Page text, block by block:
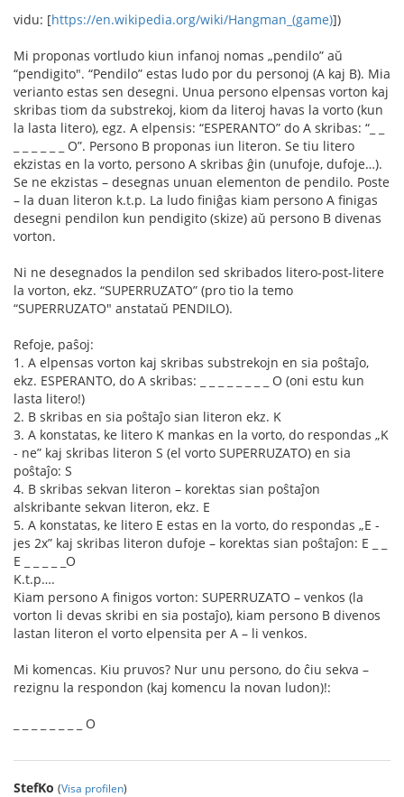
vidu: [https://en.wikipedia.org/wiki/Hangman_(game)])
Mi proponas vortludo kiun infanoj nomas „pendilo” aŭ
“pendigito". “Pendilo” estas ludo por du personoj (A kaj B). Mia
verianto estas sen desegni. Unua persono elpensas vorton kaj
skribas tiom da substrekoj, kiom da literoj havas la vorto (kun
la lasta litero), egz. A elpensis: “ESPERANTO” do A skribas: “_ _
_ _ _ _ _ _ O”. Persono B proponas iun literon. Se tiu litero
ekzistas en la vorto, persono A skribas ĝin (unufoje, dufoje…).
Se ne ekzistas – desegnas unuan elementon de pendilo. Poste
– la duan literon k.t.p. La ludo finiĝas kiam persono A finigas
desegni pendilon kun pendigito (skize) aŭ persono B divenas
vorton.
Ni ne desegnados la pendilon sed skribados litero-post-litere
la vorton, ekz. “SUPERRUZATO” (pro tio la temo
“SUPERRUZATO" anstataŭ PENDILO).
Refoje, paŝoj:
1. A elpensas vorton kaj skribas substrekojn en sia poŝtaĵo,
ekz. ESPERANTO, do A skribas: _ _ _ _ _ _ _ _ O (oni estu kun
lasta litero!)
2. B skribas en sia poŝtaĵo sian literon ekz. K
3. A konstatas, ke litero K mankas en la vorto, do respondas „K
- ne” kaj skribas literon S (el vorto SUPERRUZATO) en sia
poŝtaĵo: S
4. B skribas sekvan literon – korektas sian poŝtaĵon
alskribante sekvan literon, ekz. E
5. A konstatas, ke litero E estas en la vorto, do respondas „E -
jes 2x” kaj skribas literon dufoje – korektas sian poŝtaĵon: E _ _
E _ _ _ _ _O
K.t.p….
Kiam persono A finigos vorton: SUPERRUZATO – venkos (la
vorton li devas skribi en sia postaĵo), kiam persono B divenos
lastan literon el vorto elpensita per A – li venkos.
Mi komencas. Kiu pruvos? Nur unu persono, do ĉiu sekva –
rezignu la respondon (kaj komencu la novan ludon)!:
_ _ _ _ _ _ _ _ O
StefKo (Visa profilen)